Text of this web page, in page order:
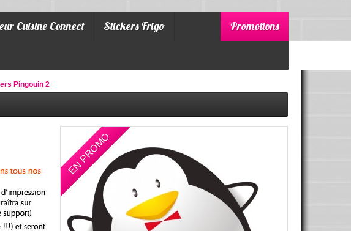
Promotions
Cuisine Connect Stickers Frigo
Pingouin 2
EN PROMO